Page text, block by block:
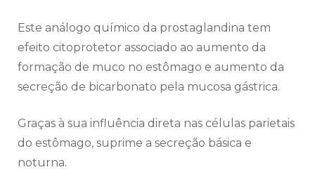
Este análogo químico da prostaglandina tem
efeito citoprotetor associado ao aumento da
formação de muco no estômago e aumento da
secreção de bicarbonato pela mucosa gástrica.
Graças à sua influência direta nas células parietais
do estômago, suprime a secreção básica e
noturna.